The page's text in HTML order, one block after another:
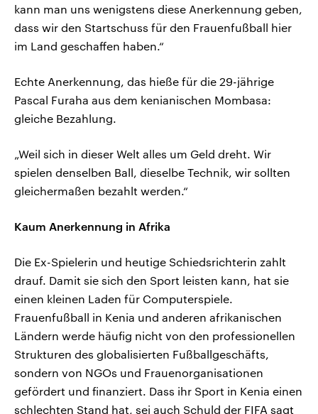
kann man uns wenigstens diese Anerkennung geben,
dass wir den Startschuss für den Frauenfußball hier
im Land geschaffen haben.“
Echte Anerkennung, das hieße für die 29-jährige
Pascal Furaha aus dem kenianischen Mombasa:
gleiche Bezahlung.
„Weil sich in dieser Welt alles um Geld dreht. Wir
spielen denselben Ball, dieselbe Technik, wir sollten
gleichermaßen bezahlt werden.“
Kaum Anerkennung in Afrika
Die Ex-Spielerin und heutige Schiedsrichterin zahlt
drauf. Damit sie sich den Sport leisten kann, hat sie
einen kleinen Laden für Computerspiele.
Frauenfußball in Kenia und anderen afrikanischen
Ländern werde häufig nicht von den professionellen
Strukturen des globalisierten Fußballgeschäfts,
sondern von NGOs und Frauenorganisationen
gefördert und finanziert. Dass ihr Sport in Kenia einen
schlechten Stand hat, sei auch Schuld der FIFA sagt